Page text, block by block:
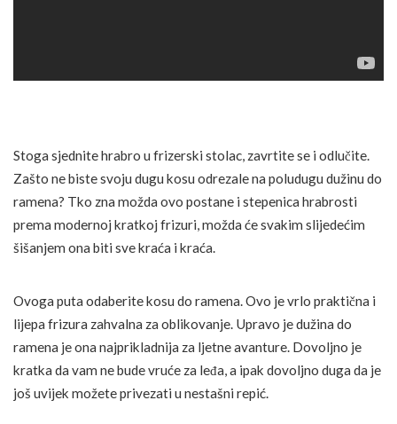
Stoga sjednite hrabro u frizerski stolac, zavrtite se i odlučite.
Zašto ne biste svoju dugu kosu odrezale na poludugu dužinu do
ramena? Tko zna možda ovo postane i stepenica hrabrosti
prema modernoj kratkoj frizuri, možda će svakim slijedećim
šišanjem ona biti sve kraća i kraća.
Ovoga puta odaberite kosu do ramena. Ovo je vrlo praktična i
lijepa frizura zahvalna za oblikovanje. Upravo je dužina do
ramena je ona najprikladnija za ljetne avanture. Dovoljno je
kratka da vam ne bude vruće za leđa, a ipak dovoljno duga da je
još uvijek možete privezati u nestašni repić.